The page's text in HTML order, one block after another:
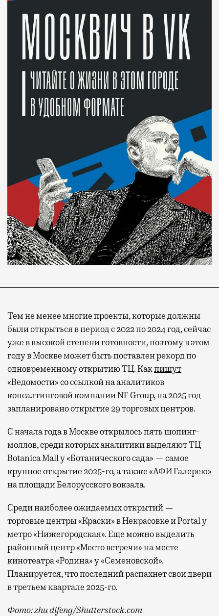
Тем не менее многие проекты, которые должны
были открыться в период с 2022 по 2024 год, сейчас
уже в высокой степени готовности, поэтому в этом
году в Москве может быть поставлен рекорд по
одновременному открытию ТЦ. Какпишут
«Ведомости» со ссылкой на аналитиков
консалтинговой компании NF Group, на 2025 год
запланировано открытие 29 торговых центров.
С начала года в Москве открылось пять шопинг-
моллов, среди которых аналитики выделяют ТЦ
Botanica Mall у «Ботанического сада» — самое
крупное открытие 2025-го, а также «АФИ Галерею»
на площади Белорусского вокзала.
Среди наиболее ожидаемых открытий —
торговые центры «Краски» в Некрасовке и Portal у
метро «Нижегородская». Еще можно выделить
районный центр «Место встречи» на месте
кинотеатра «Родина» у «Семеновской».
Планируется, что последний распахнет свои двери
в третьем квартале 2025-го.
Фото: zhu difeng/Shutterstock.com